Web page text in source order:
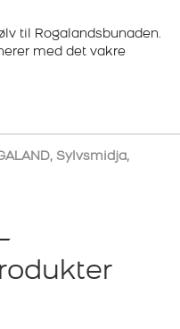
til Rogalandsbunaden.
med det vakre
, Sylvsmidja,